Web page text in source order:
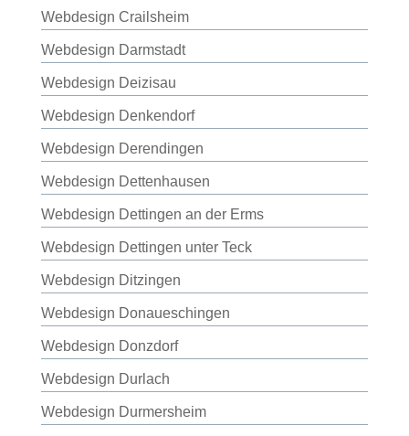
Webdesign Crailsheim
Webdesign Darmstadt
Webdesign Deizisau
Webdesign Denkendorf
Webdesign Derendingen
Webdesign Dettenhausen
Webdesign Dettingen an der Erms
Webdesign Dettingen unter Teck
Webdesign Ditzingen
Webdesign Donaueschingen
Webdesign Donzdorf
Webdesign Durlach
Webdesign Durmersheim